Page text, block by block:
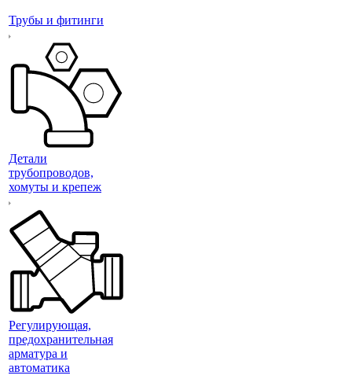
Трубы и фитинги
Детали
трубопроводов,
хомуты и крепеж
Регулирующая,
предохранительная
арматура и
автоматика